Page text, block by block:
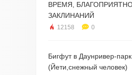
ВРЕМЯ,
ЗАКЛИНАНИЙ
12158 0
Бигфут в Даунривер-
(Йети,снежный человек)